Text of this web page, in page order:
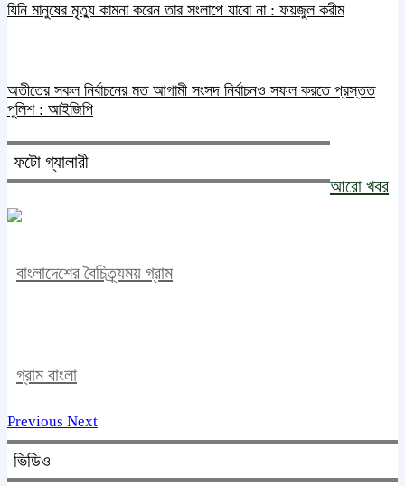
যিনি মানুষের মৃত্যু কামনা করেন তার সংলাপে যাবো না : ফয়জুল করীম
অতীতের সকল নির্বাচনের মত আগামী সংসদ নির্বাচনও সফল করতে প্রস্তত
পুলিশ : আইজিপি
আরো খবর
ফটো গ্যালারী
বাংলাদেশের বৈচিত্র্যময় গ্রাম
গ্রাম বাংলা
Previous Next
ভিডিও